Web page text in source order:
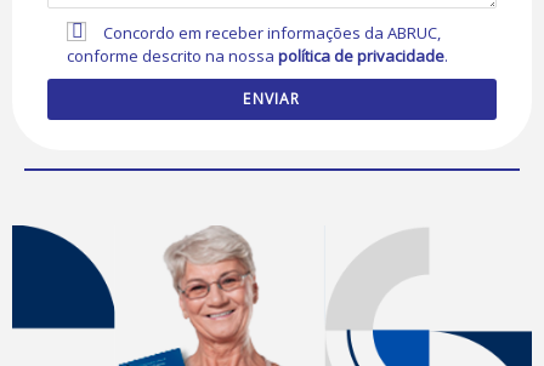
Concordo em receber informações da ABRUC,
conforme descrito na nossapolítica de privacidade.